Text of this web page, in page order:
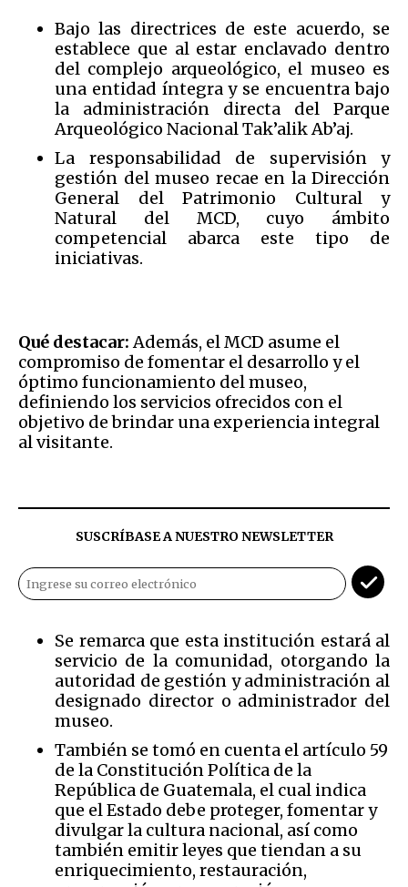
Bajo las directrices de este acuerdo, se
establece que al estar enclavado dentro
del complejo arqueológico, el museo es
una entidad íntegra y se encuentra bajo
la administración directa del Parque
Arqueológico Nacional Tak’alik Ab’aj.
La responsabilidad de supervisión y
gestión del museo recae en la Dirección
General del Patrimonio Cultural y
Natural del MCD, cuyo ámbito
competencial abarca este tipo de
iniciativas.
Qué destacar:Además, el MCD asume el
compromiso de fomentar el desarrollo y el
óptimo funcionamiento del museo,
definiendo los servicios ofrecidos con el
objetivo de brindar una experiencia integral
al visitante.
SUSCRÍBASE A NUESTRO NEWSLETTER
Se remarca que esta institución estará al
servicio de la comunidad, otorgando la
autoridad de gestión y administración al
designado director o administrador del
museo.
También se tomó en cuenta el artículo 59
de la Constitución Política de la
República de Guatemala, el cual indica
que el Estado debe proteger, fomentar y
divulgar la cultura nacional, así como
también emitir leyes que tiendan a su
enriquecimiento, restauración,